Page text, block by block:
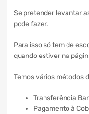
Se pretender levantar
pode fazer.
Para isso só tem de
quando estiver na
Temos vários métodos
Transferência
Pagamento à